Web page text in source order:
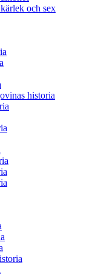
och sex
historia